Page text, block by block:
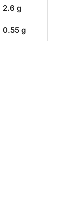
2.6 g
0.55 g